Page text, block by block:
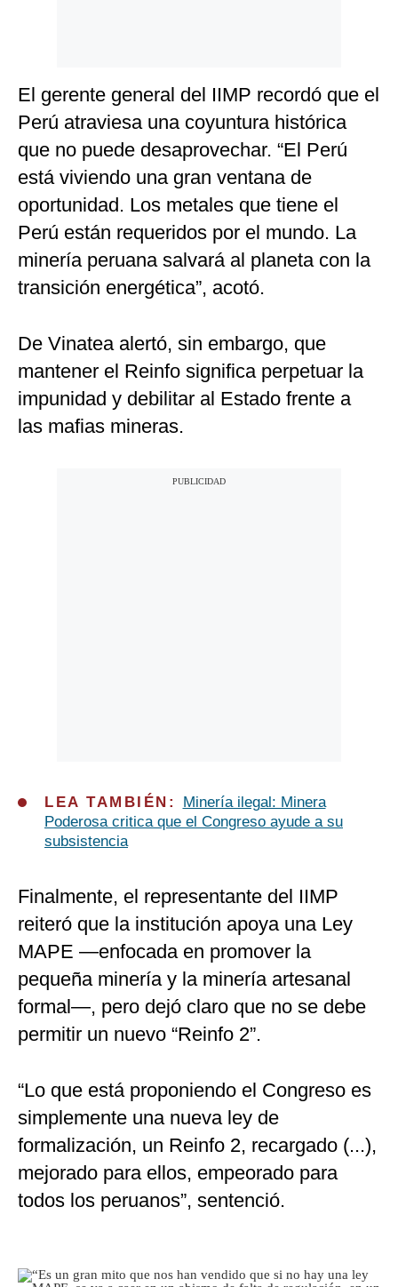
El gerente general del IIMP recordó que el
Perú atraviesa una coyuntura histórica
que no puede desaprovechar. “El Perú
está viviendo una gran ventana de
oportunidad. Los metales que tiene el
Perú están requeridos por el mundo. La
minería peruana salvará al planeta con la
transición energética”, acotó.
De Vinatea alertó, sin embargo, que
mantener el Reinfo significa perpetuar la
impunidad y debilitar al Estado frente a
las mafias mineras.
LEA TAMBIÉN:
Minería ilegal: Minera
Poderosa critica que el Congreso ayude a su
subsistencia
Finalmente, el representante del IIMP
reiteró que la institución apoya una Ley
MAPE —enfocada en promover la
pequeña minería y la minería artesanal
formal—, pero dejó claro que no se debe
permitir un nuevo “Reinfo 2”.
“Lo que está proponiendo el Congreso es
simplemente una nueva ley de
formalización, un Reinfo 2, recargado (...),
mejorado para ellos, empeorado para
todos los peruanos”, sentenció.